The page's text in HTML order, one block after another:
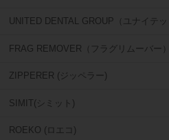
UNITED DENTAL GROUP（ユナイテ
FRAG REMOVER（フラグリムーバー）
ZIPPERER (ジッペラー)
SIMIT(シミット)
ROEKO (ロエコ)